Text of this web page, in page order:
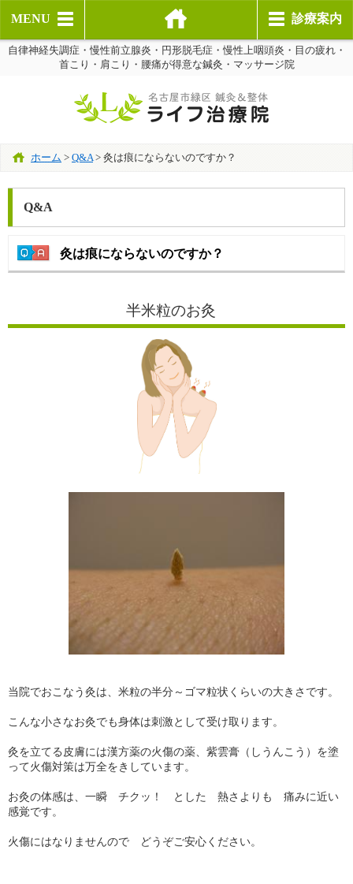
MENU 診療案内
自律神経失調症・慢性前立腺炎・円形脱毛症・慢性上咽頭炎・目の疲れ・
首こり・肩こり・腰痛が得意な鍼灸・マッサージ院
ホーム > Q&A> 灸は痕にならないのですか？
Q&A
灸は痕にならないのですか？
半米粒のお灸
当院でおこなう灸は、米粒の半分～ゴマ粒状くらいの大きさです。
こんな小さなお灸でも身体は刺激として受け取ります。
灸を立てる皮膚には漢方薬の火傷の薬、紫雲膏（しうんこう）を塗
って火傷対策は万全をきしています。
お灸の体感は、一瞬 チクッ！ とした 熱さよりも 痛みに近い
感覚です。
火傷にはなりませんので どうぞご安心ください。